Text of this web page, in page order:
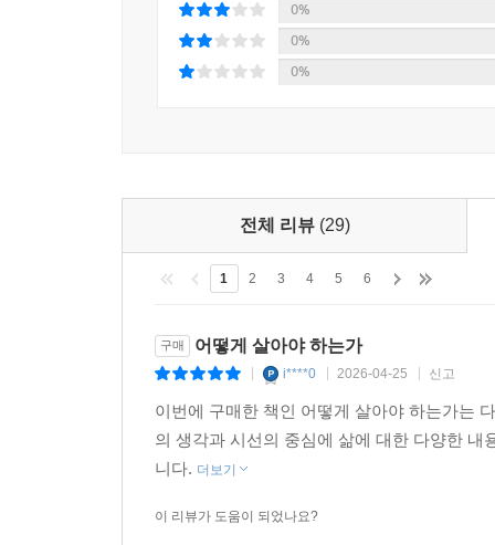
무엇이 되기를 바라는가?
마음에 그린 대로 인생을 만드는 최선의 길
의미’와 ‘인생의 방식’을 모두 전한다.
“어떻게 살아야 하는가?” 치열하게 사는 우리
“당신은 지금 어떤 삶을 살고 있는가?
하루하루의 삶을 통해 무엇이 되기를 바라는가?”
내 삶이 어떤 의미를 지니는지 아직 모르겠다면,
공허함을 인생의 기쁨과 뿌듯함으로 변화시키
0%
0%
0%
전체 리뷰 (29)
1 2 3 4 5 6
구매 어떻게 살아야 하는가
i****0 2026-04-25 신고
이번에 구매한 책인 어떻게 살아야 하는가는
의 생각과 시선의 중심에 삶에 대한 다양한
니다. 더보기
이 리뷰가 도움이 되었나요?